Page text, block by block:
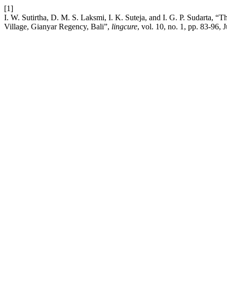
[1]
I. W. Sutirtha, D. M. S. Laksmi, I. K. Suteja, and I. G. P. Sudarta,
Village, Gianyar Regency, Bali”, lingcure, vol. 10, no. 1, pp. 83-96,